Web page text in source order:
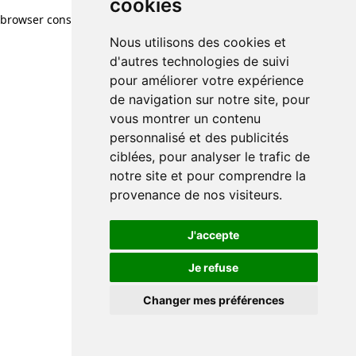
cookies
Nous utilisons des cookies et
d'autres technologies de suivi
pour améliorer votre expérience
de navigation sur notre site, pour
vous montrer un contenu
personnalisé et des publicités
ciblées, pour analyser le trafic de
notre site et pour comprendre la
provenance de nos visiteurs.
J'accepte
Je refuse
Changer mes préférences
cookies
Nous utilisons des cookies et
d'autres technologies de suivi
pour améliorer votre expérience
de navigation sur notre site, pour
vous montrer un contenu
personnalisé et des publicités
ciblées, pour analyser le trafic de
notre site et pour comprendre la
provenance de nos visiteurs.
J'accepte
Je refuse
Changer mes préférences
browser console for more information)